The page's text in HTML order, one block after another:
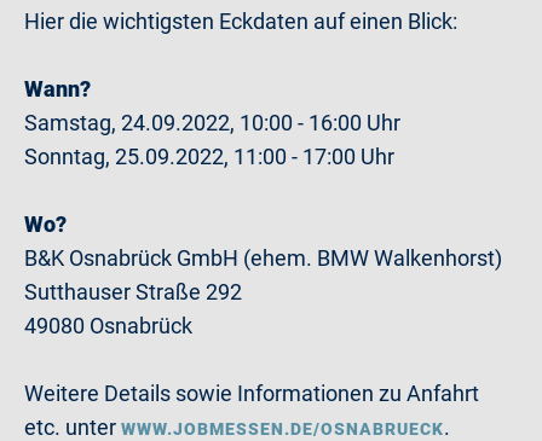
Hier die wichtigsten Eckdaten auf einen Blick:
Wann?
Samstag, 24.09.2022, 10:00 - 16:00 Uhr
Sonntag, 25.09.2022, 11:00 - 17:00 Uhr
Wo?
B&K Osnabrück GmbH (ehem. BMW Walkenhorst)
Sutthauser Straße 292
49080 Osnabrück
Weitere Details sowie Informationen zu Anfahrt
etc. unter WWW.JOBMESSEN.DE/OSNABRUECK.